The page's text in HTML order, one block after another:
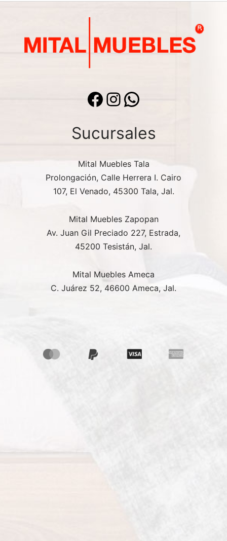
Facebook Instagram
Sucursales
Mital Muebles Tala
Prolongación, Calle Herrera I. Cairo
107, El Venado, 45300 Tala, Jal.
Mital Muebles Zapopan
Av. Juan Gil Preciado 227, Estrada,
45200 Tesistán, Jal.
Mital Muebles Ameca
C. Juárez 52, 46600 Ameca, Jal.